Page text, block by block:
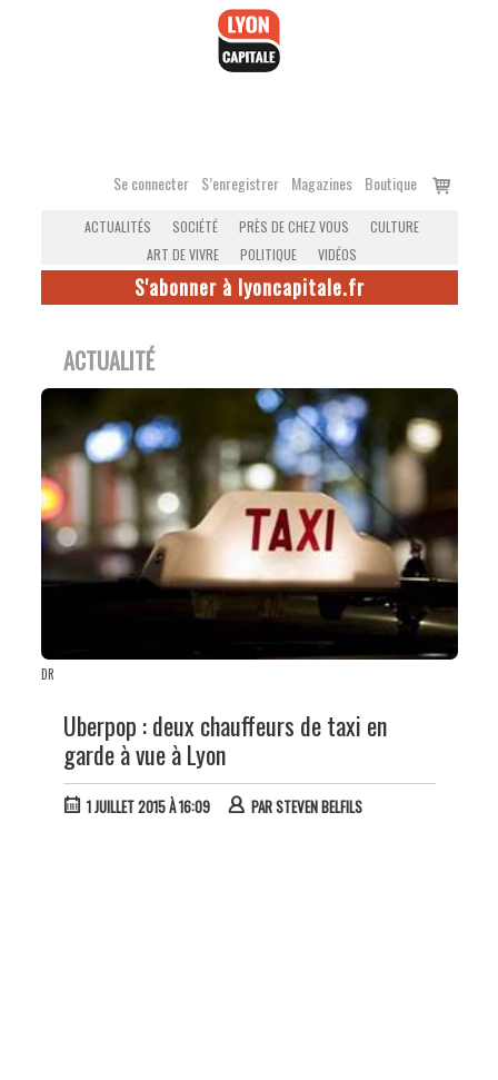
Se connecter S’enregistrer Magazines Boutique
Voir
ACTUALITÉS SOCIÉTÉ PRÈS DE CHEZ VOUS
CULTURE
ART DE VIVRE
POLITIQUE VIDÉOS
S'abonner à lyoncapitale.fr
ACTUALITÉ
DR
Uberpop : deux chauffeurs de taxi en
garde à vue à Lyon
1 JUILLET 2015 À 16:09 PARSTEVEN BELFILS